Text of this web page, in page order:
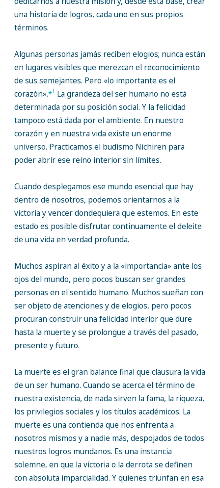
una historia de logros, cada uno en sus propios
términos.
Algunas personas jamás reciben elogios; nunca están
en lugares visibles que merezcan el reconocimiento
de sus semejantes. Pero «lo importante es el
corazón».*1 La grandeza del ser humano no está
determinada por su posición social. Y la felicidad
tampoco está dada por el ambiente. En nuestro
corazón y en nuestra vida existe un enorme
universo. Practicamos el budismo Nichiren para
poder abrir ese reino interior sin límites.
Cuando desplegamos ese mundo esencial que hay
dentro de nosotros, podemos orientarnos a la
victoria y vencer dondequiera que estemos. En este
estado es posible disfrutar continuamente el deleite
de una vida en verdad profunda.
Muchos aspiran al éxito y a la «importancia» ante los
ojos del mundo, pero pocos buscan ser grandes
personas en el sentido humano. Muchos sueñan con
ser objeto de atenciones y de elogios, pero pocos
procuran construir una felicidad interior que dure
hasta la muerte y se prolongue a través del pasado,
presente y futuro.
La muerte es el gran balance final que clausura la vida
de un ser humano. Cuando se acerca el término de
nuestra existencia, de nada sirven la fama, la riqueza,
los privilegios sociales y los títulos académicos. La
muerte es una contienda que nos enfrenta a
nosotros mismos y a nadie más, despojados de todos
nuestros logros mundanos. Es una instancia
solemne, en que la victoria o la derrota se definen
con absoluta imparcialidad. Y quienes triunfan en esa